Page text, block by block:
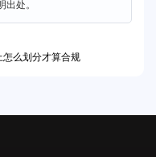
处。
么划分才算合规